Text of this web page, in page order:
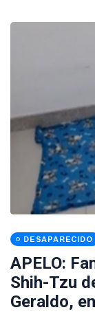
DESAPARECIDO
APELO:
Shih-Tzu
Geraldo,